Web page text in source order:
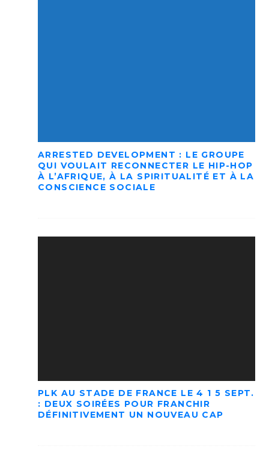
ARRESTED DEVELOPMENT : LE GROUPE
QUI VOULAIT RECONNECTER LE HIP-HOP
À L’AFRIQUE, À LA SPIRITUALITÉ ET À LA
CONSCIENCE SOCIALE
PLK AU STADE DE FRANCE LE 4 1 5 SEPT.
: DEUX SOIRÉES POUR FRANCHIR
DÉFINITIVEMENT UN NOUVEAU CAP